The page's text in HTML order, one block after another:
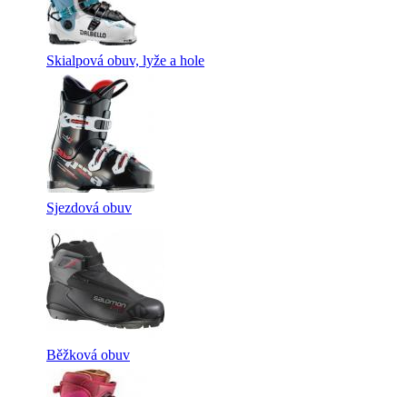
Skialpová obuv, lyže a hole
Sjezdová obuv
Běžková obuv